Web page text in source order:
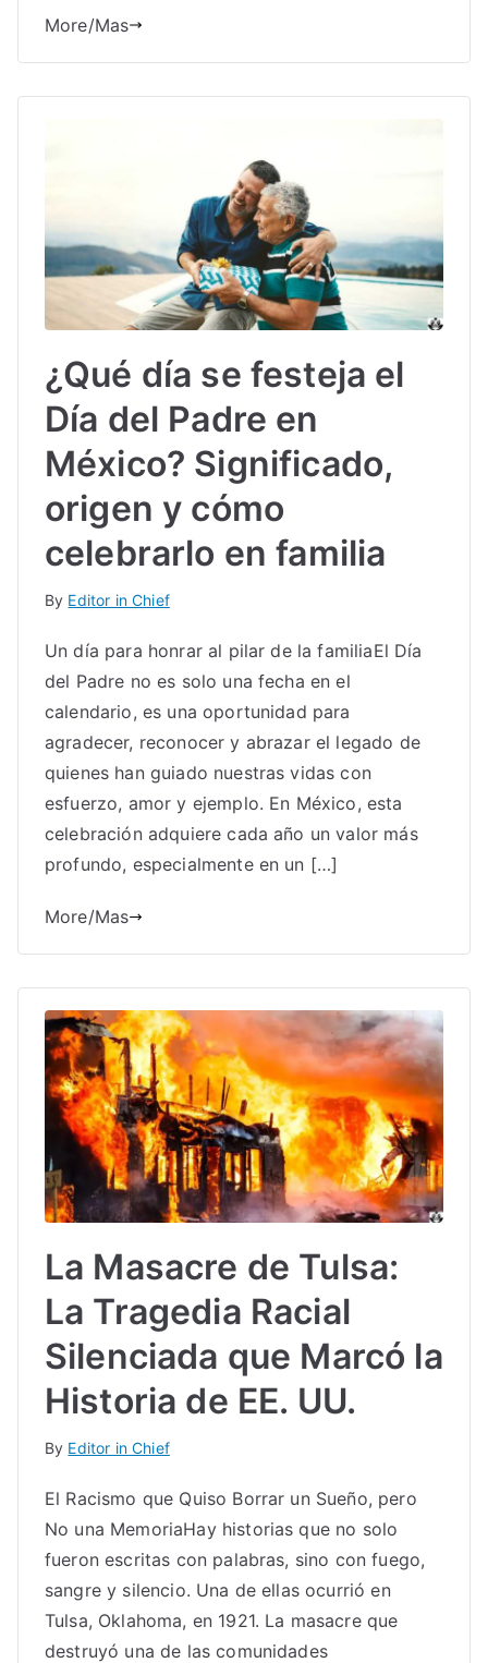
More/Mas
¿Qué día se festeja el
Día del Padre en
México? Significado,
origen y cómo
celebrarlo en familia
By Editor in Chief
Un día para honrar al pilar de la familiaEl Día
del Padre no es solo una fecha en el
calendario, es una oportunidad para
agradecer, reconocer y abrazar el legado de
quienes han guiado nuestras vidas con
esfuerzo, amor y ejemplo. En México, esta
celebración adquiere cada año un valor más
profundo, especialmente en un […]
More/Mas
La Masacre de Tulsa:
La Tragedia Racial
Silenciada que Marcó la
Historia de EE. UU.
By Editor in Chief
El Racismo que Quiso Borrar un Sueño, pero
No una MemoriaHay historias que no solo
fueron escritas con palabras, sino con fuego,
sangre y silencio. Una de ellas ocurrió en
Tulsa, Oklahoma, en 1921. La masacre que
destruyó una de las comunidades